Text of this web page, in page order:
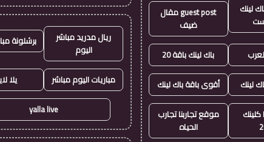
لينك
guest post مقال
ضيف
باك لينك باقة 20
لينك أقوى باقة باك لينك
موقع تجاربنا تجارب
الحياه
ريال مدريد مباشر
اليوم
برشلونة
مباريات اليوم مباشر يلا
yalla live